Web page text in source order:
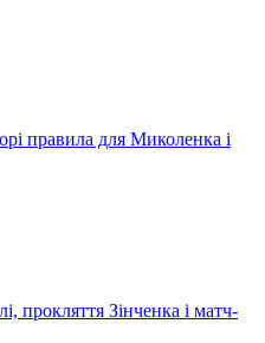
правила для Миколенка і
прокляття Зінченка і матч-